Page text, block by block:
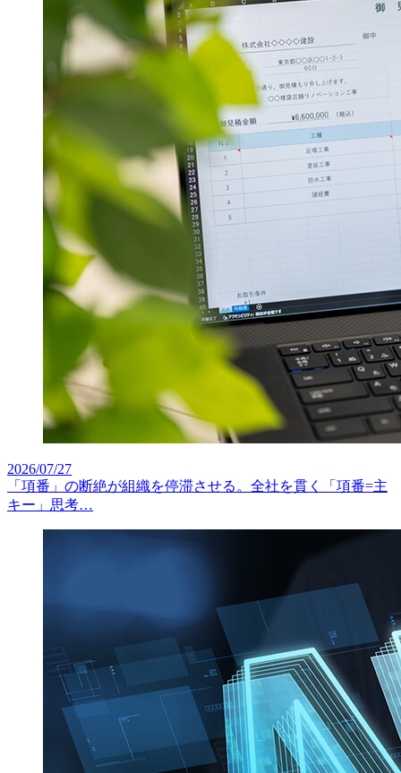
2026/07/27
「項番」の断絶が組織を停滞させる。全社を貫く「項番=主
キー」思考…